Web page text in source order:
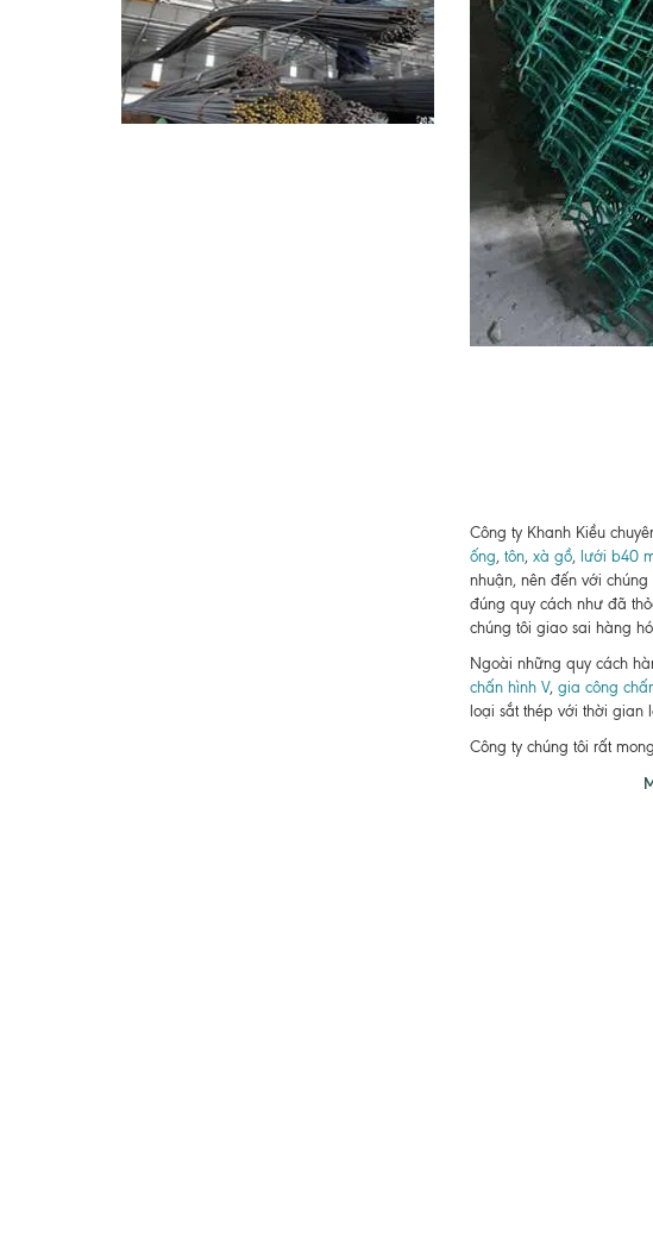
Công ty Khanh Kiều
ống,tôn, xà gồ, lưới b40
nhuận, nên đến với
đúng quy cách như đã
chúng tôi giao sai hàng
Ngoài những quy cách
chấn hình V, gia công
loại sắt thép với thời gian
Công ty chúng tôi rất